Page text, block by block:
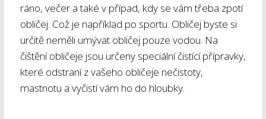
ráno, večer a také v případ, kdy se vám třeba zpotí
obličej. Což je například po sportu. Obličej byste si
určitě neměli umývat obličej pouze vodou. Na
čištění obličeje jsou určeny speciální čistící přípravky,
které odstraní z vašeho obličeje nečistoty,
mastnotu a vyčistí vám ho do hloubky.